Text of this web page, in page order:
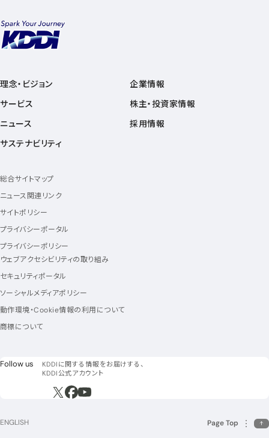
理念・ビジョン
サービス
ニュース
サステナビリティ
企業情報
株主・投資家情報
採用情報
総合サイトマップ
ニュース関連リンク
サイトポリシー
プライバシーポータル
プライバシーポリシー
ウェブアクセシビリティの取り組み
セキュリティポータル
ソーシャルメディアポリシー
動作環境・Cookie情報の利用について
商標について
Follow us フォローアス
KDDIに関する情報をお届けする、
KDDI公式アカウント
新規ウィンドウで開く
新規ウィンドウで開く
新規ウィンドウで開く
ENGLISH Page Top